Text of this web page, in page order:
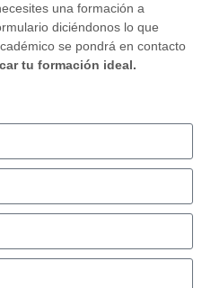
una formación a
diciéndonos lo que
se pondrá en contacto
tu formación ideal.